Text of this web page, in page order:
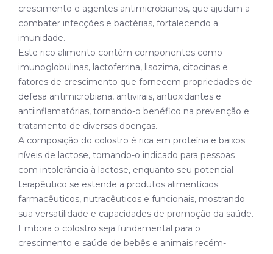
crescimento e agentes antimicrobianos, que ajudam a
combater infecções e bactérias, fortalecendo a
imunidade.
Este rico alimento contém componentes como
imunoglobulinas, lactoferrina, lisozima, citocinas e
fatores de crescimento que fornecem propriedades de
defesa antimicrobiana, antivirais, antioxidantes e
antiinflamatórias, tornando-o benéfico na prevenção e
tratamento de diversas doenças.
A composição do colostro é rica em proteína e baixos
níveis de lactose, tornando-o indicado para pessoas
com intolerância à lactose, enquanto seu potencial
terapêutico se estende a produtos alimentícios
farmacêuticos, nutracêuticos e funcionais, mostrando
sua versatilidade e capacidades de promoção da saúde.
Embora o colostro seja fundamental para o
crescimento e saúde de bebês e animais recém-